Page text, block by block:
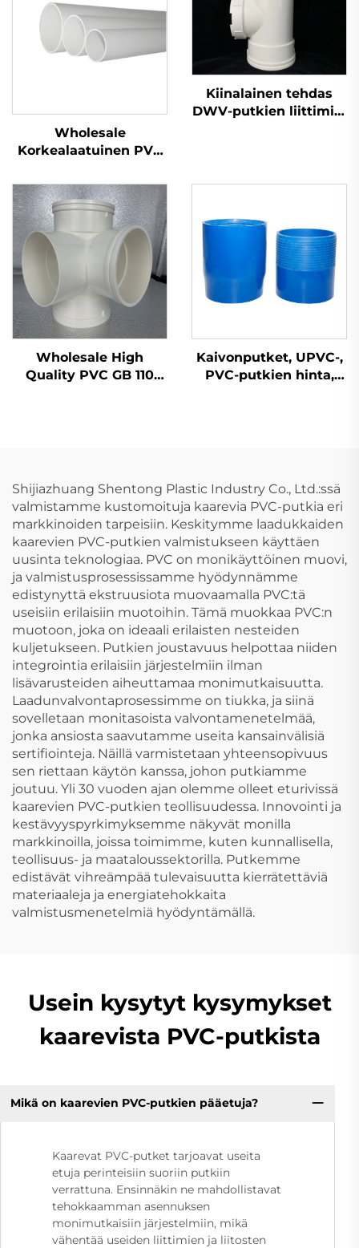
Wholesale
Korkealaatuinen PVC
Jätevesiputki UPVC
Putkiliitos
Kiinalainen tehdas
DWV-putkien liittimiin
Wholesale High
Quality PVC GB 110
Kaivonputket, UPVC-,
PVC-putkien hinta,
hinta, muovituotteet
Shijiazhuang Shentong Plastic Industry Co., Ltd.:ssä
valmistamme kustomoituja kaarevia PVC-putkia eri
markkinoiden tarpeisiin. Keskitymme laadukkaiden
kaarevien PVC-putkien valmistukseen käyttäen
uusinta teknologiaa. PVC on monikäyttöinen muovi,
ja valmistusprosessissamme hyödynnämme
edistynyttä ekstruusiota muovaamalla PVC:tä
useisiin erilaisiin muotoihin. Tämä muokkaa PVC:n
muotoon, joka on ideaali erilaisten nesteiden
kuljetukseen. Putkien joustavuus helpottaa niiden
integrointia erilaisiin järjestelmiin ilman
lisävarusteiden aiheuttamaa monimutkaisuutta.
Laadunvalvontaprosessimme on tiukka, ja siinä
sovelletaan monitasoista valvontamenetelmää,
jonka ansiosta saavutamme useita kansainvälisiä
sertifiointeja. Näillä varmistetaan yhteensopivuus
sen riettaan käytön kanssa, johon putkiamme
joutuu. Yli 30 vuoden ajan olemme olleet eturivissä
kaarevien PVC-putkien teollisuudessa. Innovointi ja
kestävyyspyrkimyksemme näkyvät monilla
markkinoilla, joissa toimimme, kuten kunnallisella,
teollisuus- ja maataloussektorilla. Putkemme
edistävät vihreämpää tulevaisuutta kierrätettäviä
materiaaleja ja energiatehokkaita
valmistusmenetelmiä hyödyntämällä.
Usein kysytyt kysymykset
kaarevista PVC-putkista
Mikä on kaarevien PVC-putkien pääetuja?
Kaarevat PVC-putket tarjoavat useita
etuja perinteisiin suoriin putkiin
verrattuna. Ensinnäkin ne mahdollistavat
tehokkaamman asennuksen
monimutkaisiin järjestelmiin, mikä
vähentää useiden liittimien ja liitosten